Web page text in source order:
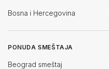
Bosna i Hercegovina
PONUDA SMEŠTAJA
Beograd smeštaj